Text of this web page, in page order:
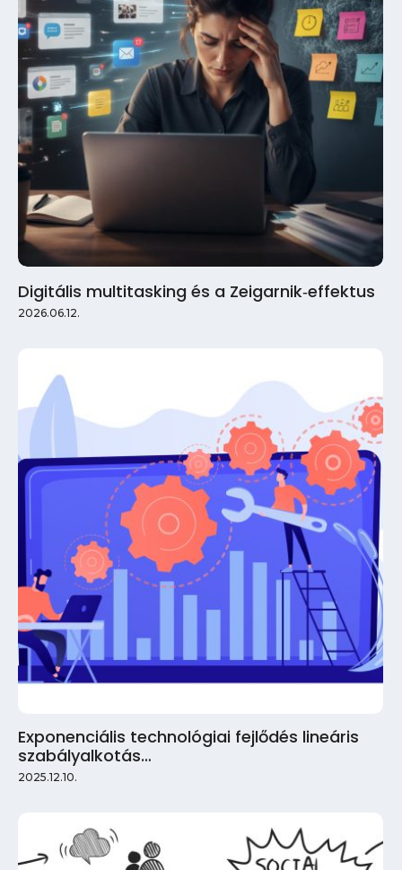
Digitális multitasking és a Zeigarnik‑effektus
2026.06.12.
Exponenciális technológiai fejlődés lineáris
szabályalkotás…
2025.12.10.